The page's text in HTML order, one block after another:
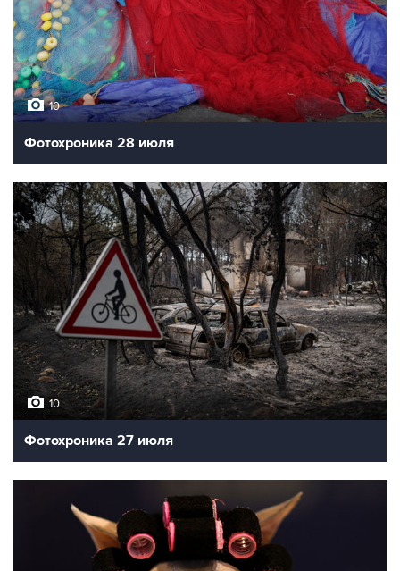
10
Фотохроника 28 июля
10
Фотохроника 27 июля